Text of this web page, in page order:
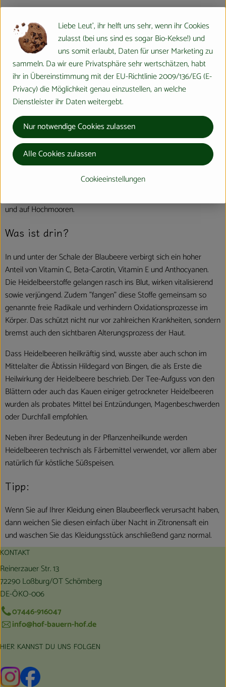
Heidelbeere
Wussten Sie´s schon?
Die deutsche Bezeichnung der Heidelbeere geht wohl auf "die auf
der Heide wachsende Beere" zurück. Bekannt ist die Heidelbeere
Schwarzbeere, Bickbeere oder Waldbeere.
Wo kommt´s her?
nördlichen Hemisphäre zu Hause und wächst bevorzugt als
und auf Hochmooren.
Was ist drin?
In und unter der Schale der Blaubeere verbirgt sich ein hoher
Anteil von Vitamin C, Beta-Carotin, Vitamin E und Anthocyanen.
Die Heidelbeerstoffe gelangen rasch ins Blut, wirken vitalisierend
sowie verjüngend. Zudem "fangen" diese Stoffe gemeinsam so
genannte freie Radikale und verhindern Oxidationsprozesse im
Körper. Das schützt nicht nur vor zahlreichen Krankheiten, sondern
bremst auch den sichtbaren Alterungsprozess der Haut.
Dass Heidelbeeren heilkräftig sind, wusste aber auch schon im
Mittelalter die Äbtissin Hildegard von Bingen, die als Erste die
Heilwirkung der Heidelbeere beschrieb. Der Tee-Aufguss von den
Blättern oder auch das Kauen einiger getrockneter Heidelbeeren
wurden als probates Mittel bei Entzündungen, Magenbeschwerden
oder Durchfall empfohlen.
Neben ihrer Bedeutung in der Pflanzenheilkunde werden
Heidelbeeren technisch als Färbemittel verwendet, vor allem aber
natürlich für köstliche Süßspeisen.
Tipp:
Wenn Sie auf Ihrer Kleidung einen Blaubeerfleck verursacht haben,
dann weichen Sie diesen einfach über Nacht in Zitronensaft ein
und waschen Sie das Kleidungsstück anschließend ganz normal.
KONTAKT
Reinerzauer Str. 13
72290 Loßburg/OT Schömberg
DE-ÖKO-006
07446-916047
info@hof-bauern-hof.de
HIER KANNST DU UNS FOLGEN
Externer Link zu https://www.instagram.com/hofbauernhof/
Externer Link zu https://www.facebook.com/
Liebe Leut', ihr helft uns sehr, wenn ihr Cookies
zulasst (bei uns sind es sogar Bio-Kekse!) und
uns somit erlaubt, Daten für unser Marketing zu
sammeln. Da wir eure Privatsphäre sehr wertschätzen, habt
ihr in Übereinstimmung mit der EU-Richtlinie 2009/136/EG (E-
Privacy) die Möglichkeit genau einzustellen, an welche
Dienstleister ihr Daten weitergebt.
Cookieeinstellungen
Nur notwendige Cookies zulassen
Alle Cookies zulassen